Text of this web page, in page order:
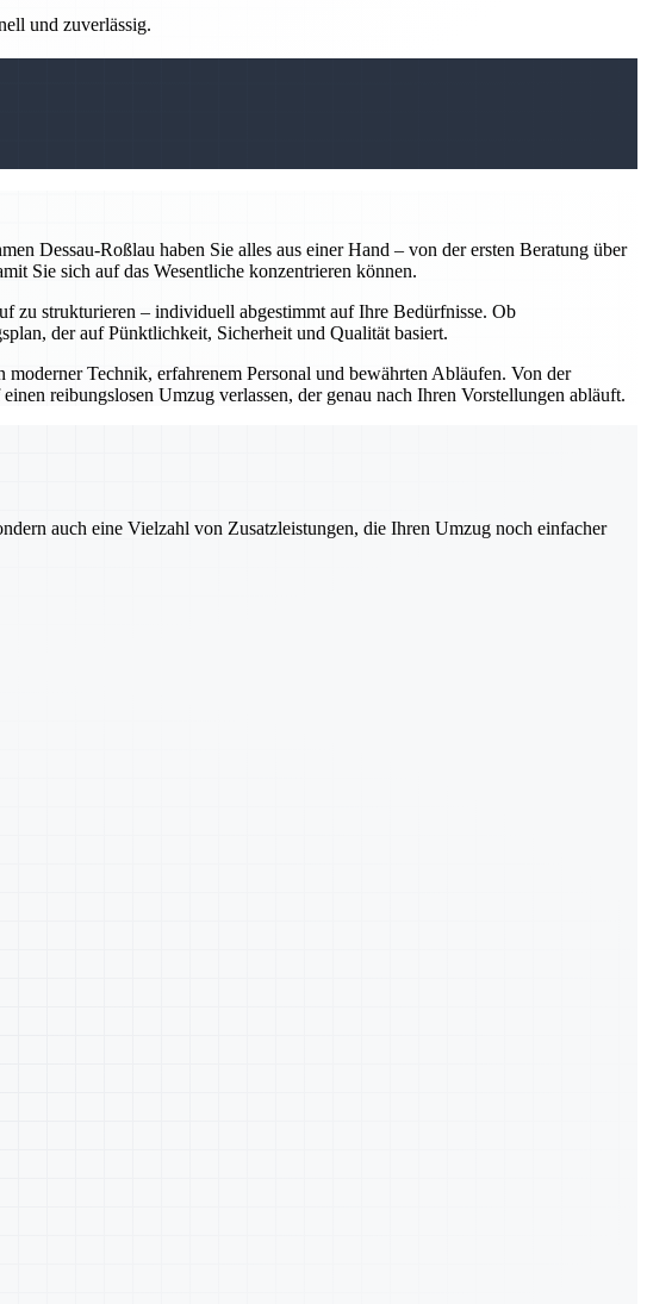
und zuverlässig.
Dessau-Roßlau haben Sie alles aus einer Hand – von der ersten Beratung über
Sie sich auf das Wesentliche konzentrieren können.
zu strukturieren – individuell abgestimmt auf Ihre Bedürfnisse. Ob
der auf Pünktlichkeit, Sicherheit und Qualität basiert.
Technik, erfahrenem Personal und bewährten Abläufen. Von der
reibungslosen Umzug verlassen, der genau nach Ihren Vorstellungen abläuft.
auch eine Vielzahl von Zusatzleistungen, die Ihren Umzug noch einfacher